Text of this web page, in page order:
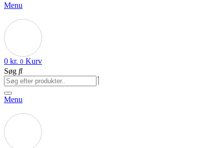
Menu
0 kr. 0 Kurv
Søg
Menu